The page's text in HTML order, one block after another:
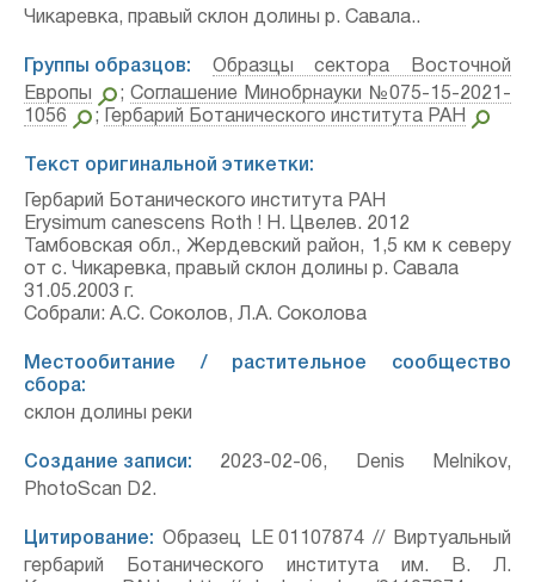
Чикаревка, правый склон долины р. Савала..
Группы образцов:
Образцы сектора Восточной
Европы
;Соглашение Минобрнауки №075-15-2021-
1056
; Гербарий Ботанического института РАН
Текст оригинальной этикетки:
Гербарий Ботанического института РАН
Erysimum canescens Roth ! Н. Цвелев. 2012
Тамбовская обл., Жердевский район, 1,5 км к северу
от с. Чикаревка, правый склон долины р. Савала
31.05.2003 г.
Собрали: А.С. Соколов, Л.А. Соколова
Местообитание / растительное сообщество
сбора:
склон долины реки
Создание записи: 2023-02-06, Denis Melnikov,
PhotoScan D2.
Цитирование: Образец LE 01107874 // Виртуальный
гербарий Ботанического института им. В. Л.